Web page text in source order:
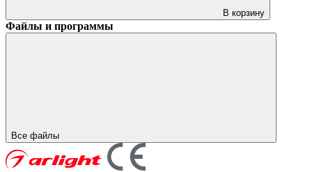
В корзину
Файлы и программы
Все файлы